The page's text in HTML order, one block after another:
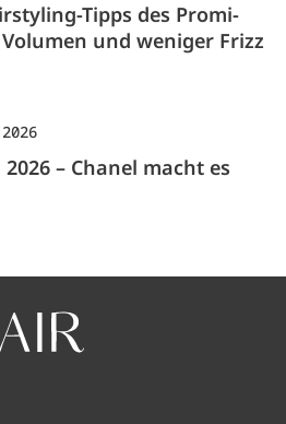
Tipps des Promi-
und weniger Frizz
– Chanel macht es